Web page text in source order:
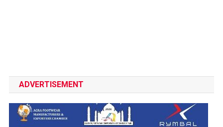
ADVERTISEMENT